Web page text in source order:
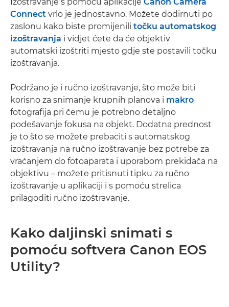
Connect vrlo je jednostavno. Možete dodirnuti po
zaslonu kako biste promijenili točku automatskog
izoštravanja i vidjet ćete da će objektiv
automatski izoštriti mjesto gdje ste postavili točku
izoštravanja.
Podržano je i ručno izoštravanje, što može biti
korisno za snimanje krupnih planova i makro
fotografija pri čemu je potrebno detaljno
podešavanje fokusa na objekt. Dodatna prednost
je to što se možete prebaciti s automatskog
izoštravanja na ručno izoštravanje bez potrebe za
vraćanjem do fotoaparata i uporabom prekidača na
objektivu – možete pritisnuti tipku za ručno
izoštravanje u aplikaciji i s pomoću strelica
prilagoditi ručno izoštravanje.
Kako daljinski snimati s
pomoću softvera Canon EOS
Utility?